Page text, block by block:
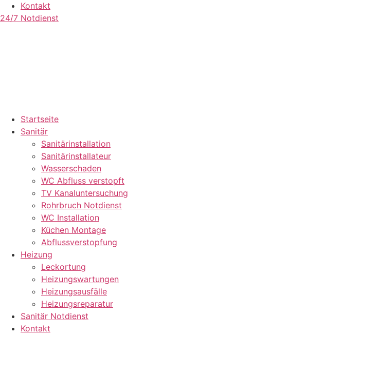
Kontakt
24/7 Notdienst
Startseite
Sanitär
Sanitärinstallation
Sanitärinstallateur
Wasserschaden
WC Abfluss verstopft
TV Kanaluntersuchung
Rohrbruch Notdienst
WC Installation
Küchen Montage
Abflussverstopfung
Heizung
Leckortung
Heizungswartungen
Heizungsausfälle
Heizungsreparatur
Sanitär Notdienst
Kontakt